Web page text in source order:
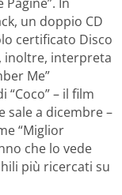
un doppio CD
certificato Disco
inoltre, interpreta
Me”
“Coco” – il film
sale a dicembre –
“Miglior
che lo vede
più ricercati su